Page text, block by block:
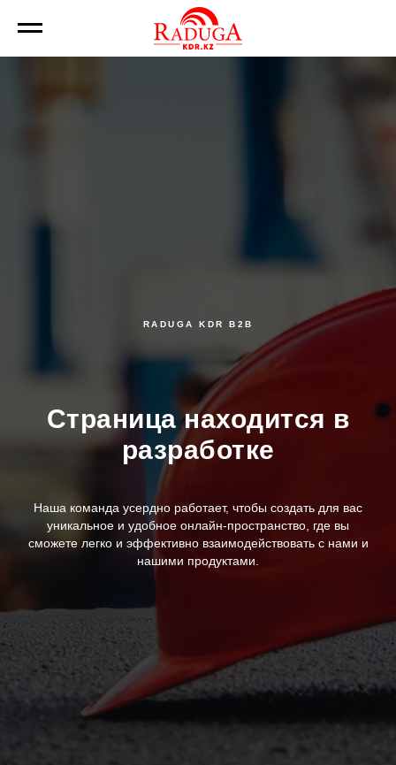
RADUGA KDR B2B
Страница находится в
разработке
Наша команда усердно работает, чтобы создать для вас
уникальное и удобное онлайн-пространство, где вы
сможете легко и эффективно взаимодействовать с нами и
нашими продуктами.